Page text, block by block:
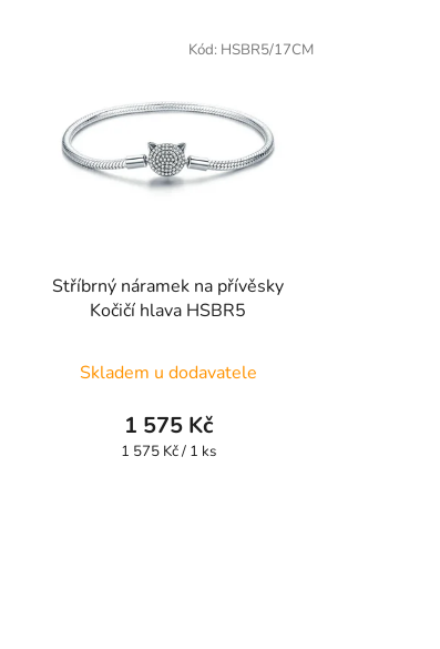
Stříbrný náramek na přívěsky
Kočičí hlava HSBR5
Skladem u dodavatele
1 575 Kč
Měrná
1 575 Kč / 1 ks
Kód: HSBR5/17CM